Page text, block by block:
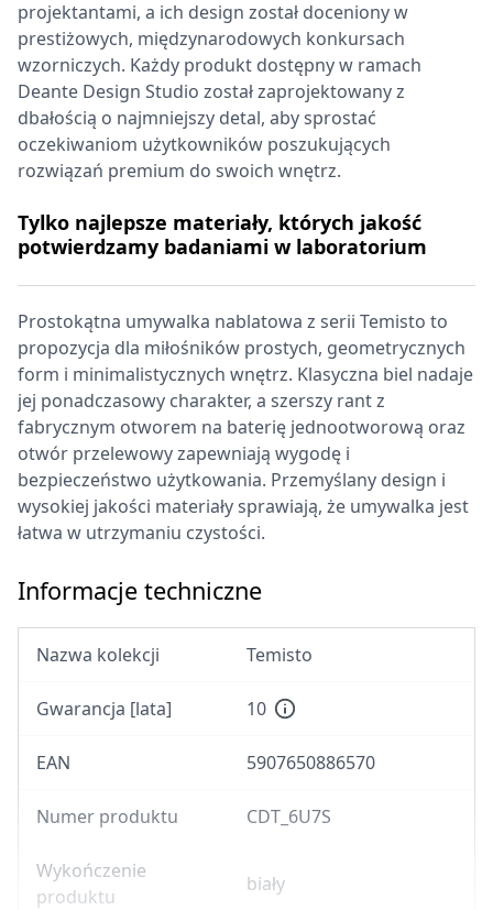
projektantami, a ich design został doceniony w
prestiżowych, międzynarodowych konkursach
wzorniczych. Każdy produkt dostępny w ramach
Deante Design Studio został zaprojektowany z
dbałością o najmniejszy detal, aby sprostać
oczekiwaniom użytkowników poszukujących
rozwiązań premium do swoich wnętrz.
Tylko najlepsze materiały, których jakość
potwierdzamy badaniami w laboratorium
Prostokątna umywalka nablatowa z serii Temisto to
propozycja dla miłośników prostych, geometrycznych
form i minimalistycznych wnętrz. Klasyczna biel nadaje
jej ponadczasowy charakter, a szerszy rant z
fabrycznym otworem na baterię jednootworową oraz
otwór przelewowy zapewniają wygodę i
bezpieczeństwo użytkowania. Przemyślany design i
wysokiej jakości materiały sprawiają, że umywalka jest
łatwa w utrzymaniu czystości.
Informacje techniczne
Nazwa kolekcji Temisto
Gwarancja [lata] 10
EAN 5907650886570
Numer produktu CDT_6U7S
Wykończenie
produktu
biały